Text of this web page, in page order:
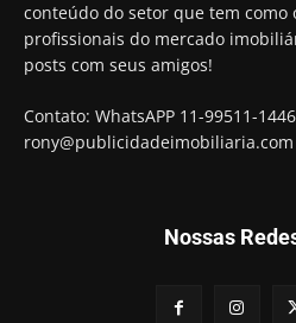
conteúdo do setor que tem como
profissionais do mercado
posts com seus amigos!
Contato: WhatsAPP 11-99511-1446
rony@publicidadeimobiliaria.com
Nossas